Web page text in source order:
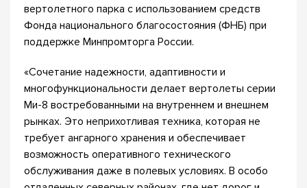
вертолетного парка с использованием средств
Фонда национального благосостояния (ФНБ) при
поддержке Минпромторга России.
«Сочетание надежности, адаптивности и
многофункциональности делает вертолеты серии
Ми-8 востребованными на внутреннем и внешнем
рынках. Это неприхотливая техника, которая не
требует ангарного хранения и обеспечивает
возможность оперативного технического
обслуживания даже в полевых условиях. В особо